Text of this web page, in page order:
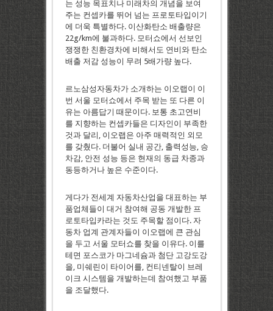
는 성능 목표치나 미래차의 개념을 보여
주는 컨셉카를 뛰어 넘는 프로토타입이기
에 더욱 특별하다. 이산화탄소 배출량은
22g/km에 불과하다. 모터쇼에서 선보인
쟁쟁한 친환경차에 비해서도 연비와 탄소
배출 저감 성능이 무려 5배가량 높다.
르노삼성자동차가 소개하는 이오랩이 이
번 서울 모터쇼에서 주목 받는 또 다른 이
유는 아름답기 때문이다. 보통 초고연비
를 지향하는 컨셉카들은 디자인이 부족한
것과 달리, 이오랩은 아주 매력적인 외모
를 갖췄다. 더불어 실내 공간, 출력성능, 승
차감, 안전 성능 등은 현재의 동급 차종과
동등하거나 높은 수준이다.
게다가 전세계 자동차산업을 대표하는 부
품업체들이 대거 참여해 공동 개발한 프
로토타입카라는 것도 주목할 점이다. 자
동차 업계 관계자들이 이오랩에 큰 관심
을 두고 서울 모터쇼를 찾을 이유다. 이를
테면 포스코가 마그네슘과 첨단 고강도강
을, 미쉐린이 타이어를, 컨티넨탈이 브레
이크 시스템을 개발하는데 참여했고 부품
을 조달했다.